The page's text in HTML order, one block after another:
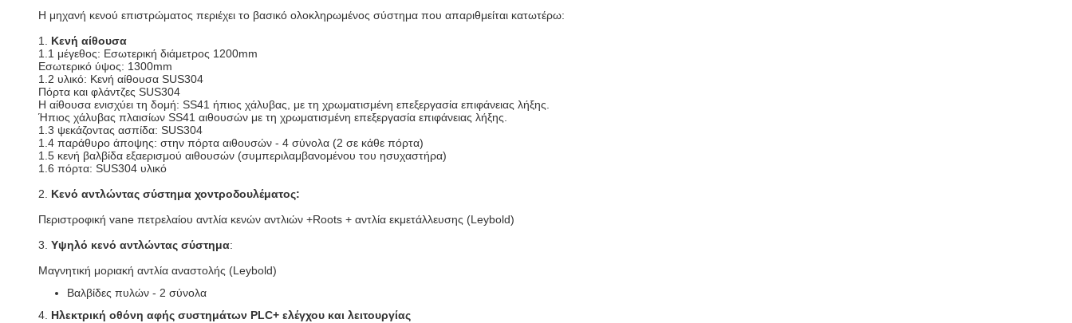
Η μηχανή κενού επιστρώματος περιέχει το βασικό ολοκληρωμένος σύστημα που απαριθμείται κατωτέρω:
1. Κενή αίθουσα
1.1 μέγεθος: Εσωτερική διάμετρος 1200mm
Εσωτερικό ύψος: 1300mm
1.2 υλικό: Κενή αίθουσα SUS304
Πόρτα και φλάντζες SUS304
Η αίθουσα ενισχύει τη δομή: SS41 ήπιος χάλυβας, με τη χρωματισμένη επεξεργασία επιφάνειας λήξης.
Ήπιος χάλυβας πλαισίων SS41 αιθουσών με τη χρωματισμένη επεξεργασία επιφάνειας λήξης.
1.3 ψεκάζοντας ασπίδα: SUS304
1.4 παράθυρο άποψης: στην πόρτα αιθουσών - 4 σύνολα (2 σε κάθε πόρτα)
1.5 κενή βαλβίδα εξαερισμού αιθουσών (συμπεριλαμβανομένου του ησυχαστήρα)
1.6 πόρτα: SUS304 υλικό
2. Κενό αντλώντας σύστημα χοντροδουλέματος:
Περιστροφική vane πετρελαίου αντλία κενών αντλιών +Roots + αντλία εκμετάλλευσης (Leybold)
3. Υψηλό κενό αντλώντας σύστημα:
Μαγνητική μοριακή αντλία αναστολής (Leybold)
Βαλβίδες πυλών - 2 σύνολα
4. Ηλεκτρική οθόνη αφής συστημάτων PLC+ ελέγχου και λειτουργίας